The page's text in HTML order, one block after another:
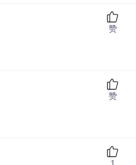
赞
赞
1